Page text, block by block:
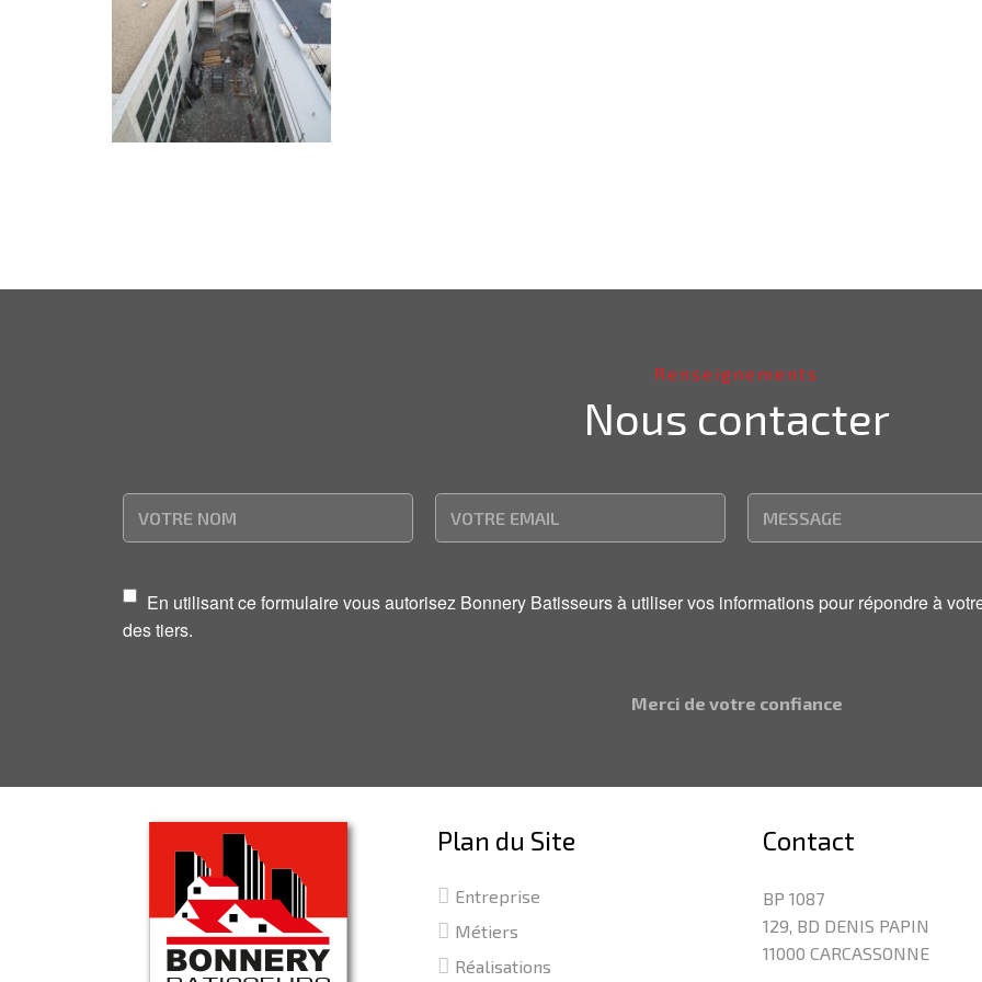
Renseignements
Nous contacter
En utilisant ce formulaire vous autorisez Bonnery Batisseurs à utiliser vos informations pour répondre à
des tiers.
Merci de votre confiance
Plan du Site
Entreprise
Métiers
Réalisations
Contact
BP 1087
129, BD DENIS PAPIN
11000 CARCASSONNE